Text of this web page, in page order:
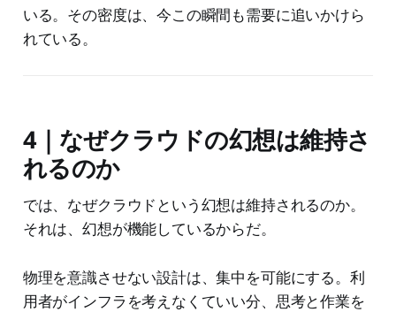
いる。その密度は、今この瞬間も需要に追いかけら
れている。
4｜なぜクラウドの幻想は維持さ
れるのか
では、なぜクラウドという幻想は維持されるのか。
それは、幻想が機能しているからだ。
物理を意識させない設計は、集中を可能にする。利
用者がインフラを考えなくていい分、思考と作業を